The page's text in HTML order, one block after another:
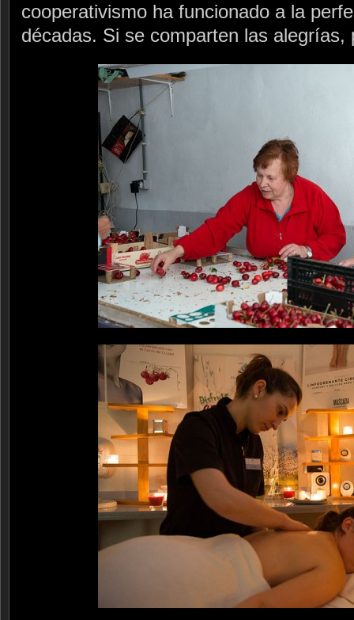
cooperativismo ha funcionado a la
décadas. Si se comparten las alegrías,